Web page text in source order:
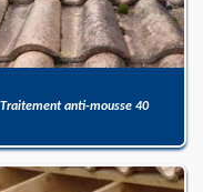
Traitement anti-mousse 40